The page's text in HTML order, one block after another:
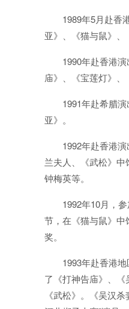
1989年5月赴香
亚》、《猫与鼠》、
1990年赴香港
庙》、《宝莲灯》、
1991年赴希腊
亚》。
1992年赴香港
兰夫人、《武松》
钟梅英等。
1992年10月，
节，在《猫与鼠》中
奖。
1993年赴香港
了《打神告庙》、《
《武松》。《吴汉